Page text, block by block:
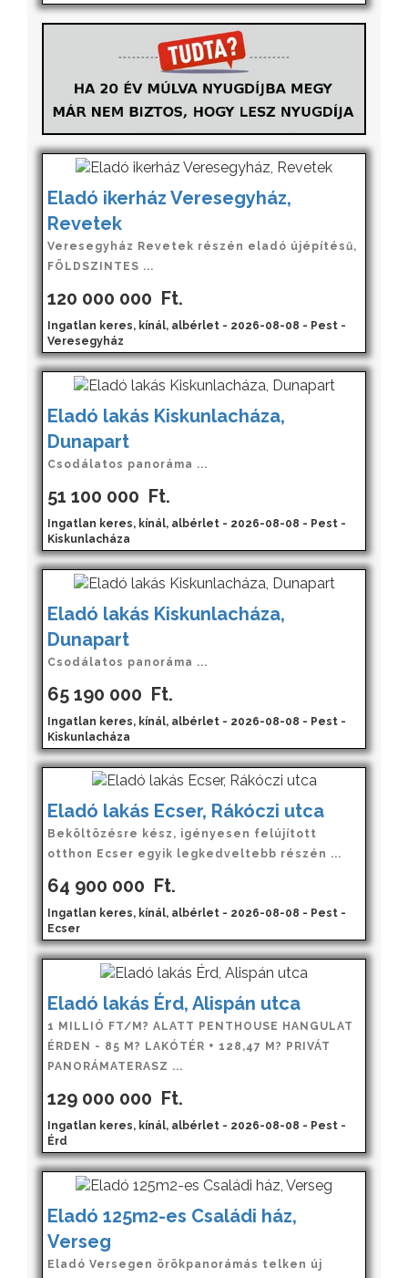
Eladó ikerház Veresegyház,
Revetek
Veresegyház Revetek részén eladó újépítésű,
FÖLDSZINTES ...
120 000 000 Ft.
Ingatlan keres, kínál, albérlet - 2026-08-08 - Pest -
Veresegyház
Eladó lakás Kiskunlacháza,
Dunapart
Csodálatos panoráma ...
51 100 000 Ft.
Ingatlan keres, kínál, albérlet - 2026-08-08 - Pest -
Kiskunlacháza
Eladó lakás Kiskunlacháza,
Dunapart
Csodálatos panoráma ...
65 190 000 Ft.
Ingatlan keres, kínál, albérlet - 2026-08-08 - Pest -
Kiskunlacháza
Eladó lakás Ecser, Rákóczi utca
Beköltözésre kész, igényesen felújított
otthon Ecser egyik legkedveltebb részén ...
64 900 000 Ft.
Ingatlan keres, kínál, albérlet - 2026-08-08 - Pest -
Ecser
Eladó lakás Érd, Alispán utca
1 MILLIÓ FT/M? ALATT PENTHOUSE HANGULAT
ÉRDEN - 85 M? LAKÓTÉR + 128,47 M? PRIVÁT
PANORÁMATERASZ ...
129 000 000 Ft.
Ingatlan keres, kínál, albérlet - 2026-08-08 - Pest -
Érd
Eladó 125m2-es Családi ház,
Verseg
Eladó Versegen örökpanorámás telken új